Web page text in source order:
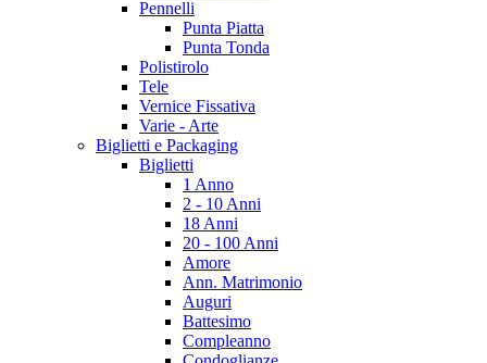
Pennelli
Punta Piatta
Punta Tonda
Polistirolo
Tele
Vernice Fissativa
Varie - Arte
Biglietti e Packaging
Biglietti
1 Anno
2 - 10 Anni
18 Anni
20 - 100 Anni
Amore
Ann. Matrimonio
Auguri
Battesimo
Compleanno